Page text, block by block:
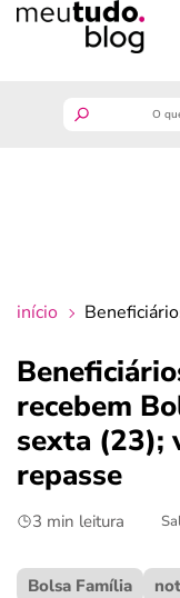
crédito fácil
últimas notícias
ferramentas
início
recebem
sexta (23);
repasse
3 min leitura
Bolsa Família